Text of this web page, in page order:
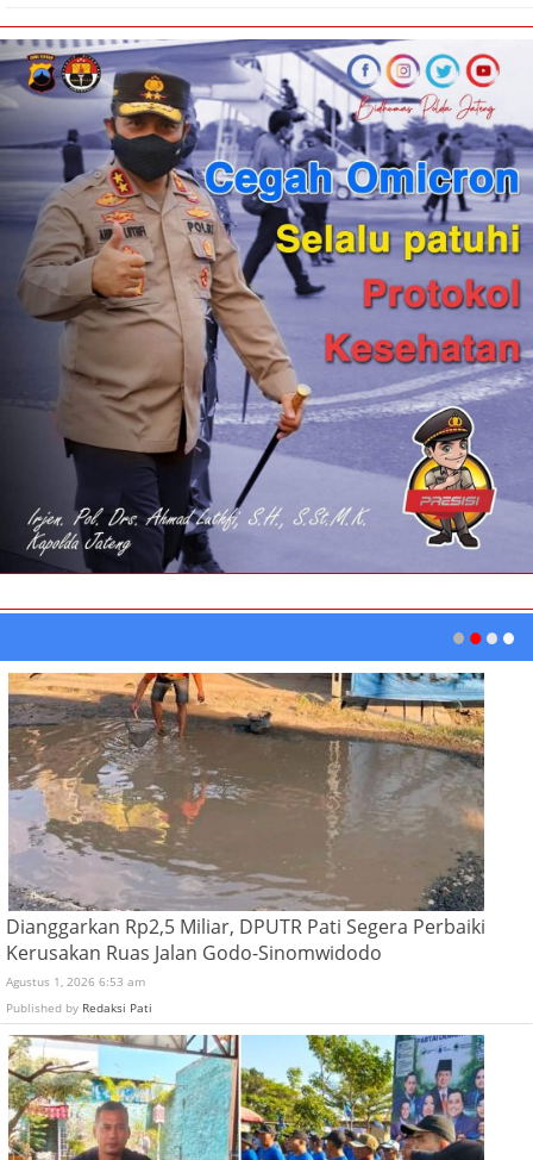
Dianggarkan Rp2,5 Miliar, DPUTR Pati Segera Perbaiki
Kerusakan Ruas Jalan Godo-Sinomwidodo
Agustus 1, 2026 6:53 am
Published by Redaksi Pati